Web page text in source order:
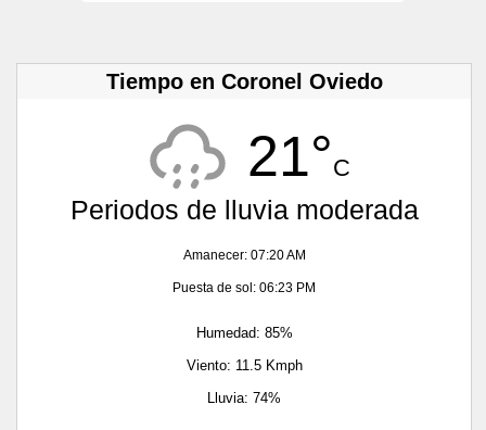
Tiempo en Coronel Oviedo
21°C
Periodos de lluvia moderada
Amanecer: 07:20 AM
Puesta de sol: 06:23 PM
Humedad: 85%
Viento: 11.5 Kmph
Lluvia: 74%